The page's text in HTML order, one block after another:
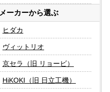
メーカーから選ぶ
ヒダカ
ヴィットリオ
京セラ（旧 リョービ）
HiKOKI（旧 日立工機）